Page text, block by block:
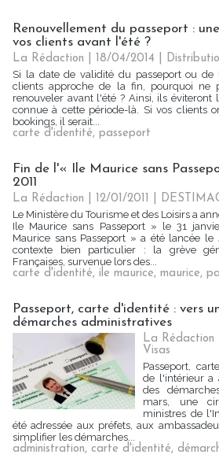
Renouvellement du passeport :
vos clients avant l'été ?
La Rédaction | 18/04/2014
Si la date de validité du passeport ou
clients approche de la fin, pourquoi ne
renouveler avant l'été ? Ainsi, ils éviteront
connue à cette période-là. Si vos clients
bookings, il serait...
carte d'identité, passeport
Fin de l'« Ile Maurice sans
2011
La Rédaction | 12/01/2011
Le Ministère du Tourisme et des Loisirs a
Ile Maurice sans Passeport » le 31
Maurice sans Passeport » a été lancée
contexte bien particulier : la grève
Françaises, survenue lors des...
carte d'identité, ile maurice, maurice,
Passeport, carte d'identité : vers
démarches administratives
La
Visas
Passeport,
de l'intérieur a
des
mars, une
ministres de
été adressée aux préfets, aux
simplifier les démarches...
administration, carte d'identité,